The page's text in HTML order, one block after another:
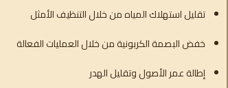
تقليل استهلاك المياه من خلال التنظيف الأمثل
خفض البصمة الكربونية من خلال العمليات الفعالة
إطالة عمر الأصول وتقليل الهدر